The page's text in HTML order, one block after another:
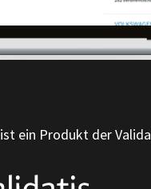
ein Produkt der